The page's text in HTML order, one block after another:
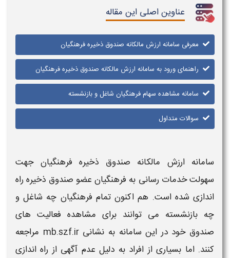
عناوین اصلی این مقاله
معرفی سامانه ارزش مالکانه صندوق ذخیره فرهنگیان
راهنمای ورود به سامانه ارزش مالکانه صندوق ذخیره فرهنگیان
سامانه مشاهده سهام فرهنگیان شاغل و بازنشسته
سوالات متداول
سامانه ارزش مالکانه صندوق ذخیره فرهنگیان جهت
سهولت خدمات رسانی به فرهنگیان عضو صندوق ذخیره راه
اندازی شده است. هم اکنون تمام فرهنگیان چه شاغل و
چه بازنشسته می توانند برای مشاهده فعالیت های
صندوق خود در این سامانهبه نشانی mb.szf.ir
مراجعه
کنند. اما بسیاری از افراد به دلیل عدم آگهی از راه اندازی